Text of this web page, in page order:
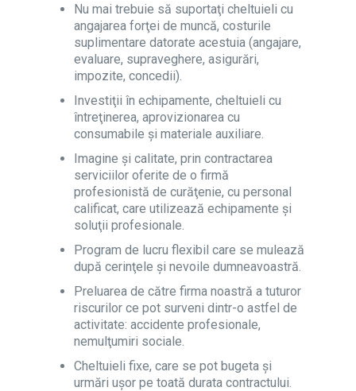
Nu mai trebuie să suportaţi cheltuieli cu
angajarea forţei de muncă, costurile
suplimentare datorate acestuia (angajare,
evaluare, supraveghere, asigurări,
impozite, concedii).
Investiţii în echipamente, cheltuieli cu
întreţinerea, aprovizionarea cu
consumabile şi materiale auxiliare.
Imagine şi calitate, prin contractarea
serviciilor oferite de o firmă
profesionistă de curăţenie, cu personal
calificat, care utilizează echipamente şi
soluţii profesionale.
Program de lucru flexibil care se mulează
după cerinţele şi nevoile dumneavoastră.
Preluarea de către firma noastră a tuturor
riscurilor ce pot surveni dintr-o astfel de
activitate: accidente profesionale,
nemulţumiri sociale.
Cheltuieli fixe, care se pot bugeta şi
urmări uşor pe toată durata contractului.